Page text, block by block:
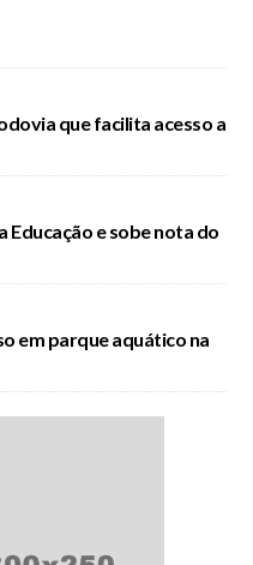
que facilita acesso a
Educação e sobe nota do
em parque aquático na